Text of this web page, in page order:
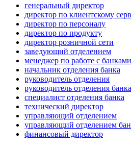
генеральный директор
директор по клиентскому
директор по персоналу
директор по продукту
директор розничной сети
заведующий отделением
менеджер по работе с банками
начальник отделения банка
руководитель отделения
руководитель отделения банка
специалист отделения банка
технический директор
управляющий отделением
управляющий отделением
финансовый директор